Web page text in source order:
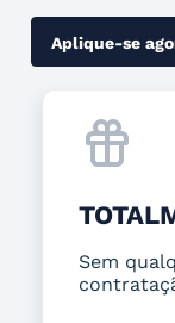
Aplique-se
Sem